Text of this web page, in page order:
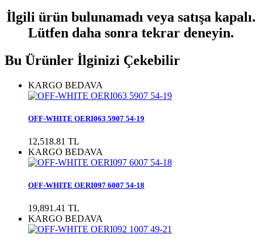
İlgili ürün bulunamadı veya satışa kapalı.
Lütfen daha sonra tekrar deneyin.
Bu Ürünler İlginizi Çekebilir
KARGO BEDAVA
OFF-WHITE OERI063 5907 54-19
12,518.81 TL
KARGO BEDAVA
OFF-WHITE OERI097 6007 54-18
19,891.41 TL
KARGO BEDAVA